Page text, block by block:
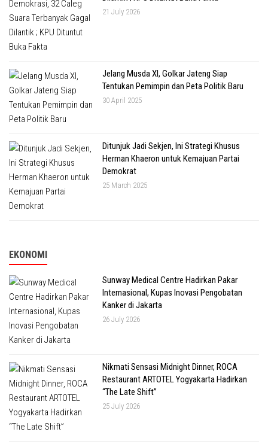
21 July 2026
Jelang Musda XI, Golkar Jateng Siap
Tentukan Pemimpin dan Peta Politik Baru
30 April 2025
Ditunjuk Jadi Sekjen, Ini Strategi Khusus
Herman Khaeron untuk Kemajuan Partai
Demokrat
25 March 2025
EKONOMI
Sunway Medical Centre Hadirkan Pakar
Internasional, Kupas Inovasi Pengobatan
Kanker di Jakarta
26 July 2026
Nikmati Sensasi Midnight Dinner, ROCA
Restaurant ARTOTEL Yogyakarta Hadirkan
“The Late Shift”
25 July 2026